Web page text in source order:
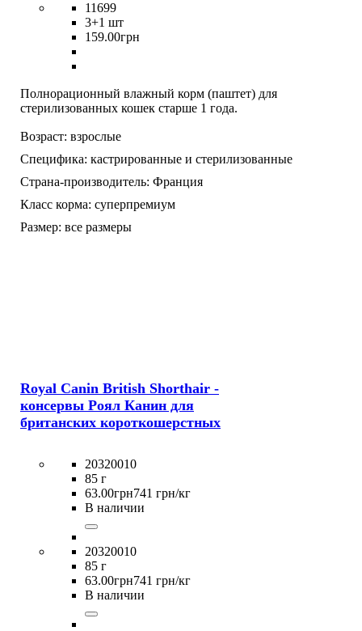
11699
3+1 шт
159.00грн
Полнорационный влажный корм (паштет) для
стерилизованных кошек старше 1 года.
Возраст: взрослые
Специфика: кастрированные и стерилизованные
Страна-производитель: Франция
Класс корма: суперпремиум
Размер: все размеры
Royal Canin British Shorthair -
консервы Роял Канин для
британских короткошерстных
20320010
85 г
63.00грн741 грн/кг
В наличии
20320010
85 г
63.00грн741 грн/кг
В наличии